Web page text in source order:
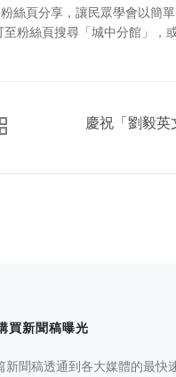
絲頁分享，讓民眾學會以簡
粉絲頁搜尋「城中分館」，
慶祝「劉毅
買新聞稿曝光
新聞稿透通到各大媒體的最快